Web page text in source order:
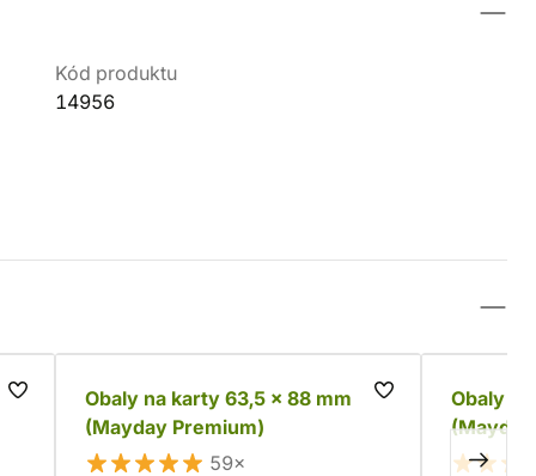
Kód produktu
14956
Obaly na karty 63,5 x 88 mm
(Mayday Premium)
59×
Obaly